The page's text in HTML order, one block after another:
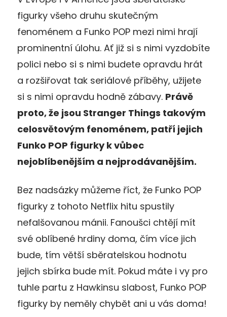
figurky všeho druhu skutečným
fenoménem a Funko POP mezi nimi hrají
prominentní úlohu. Ať již si s nimi vyzdobíte
polici nebo si s nimi budete opravdu hrát
a rozšiřovat tak seriálové příběhy, užijete
si s nimi opravdu hodně zábavy. Právě
proto, že jsou Stranger Things takovým
celosvětovým fenoménem, patří jejich
Funko POP figurky k vůbec
nejoblíbenějším a nejprodávanějším.
Bez nadsázky můžeme říct, že Funko POP
figurky z tohoto Netflix hitu spustily
nefalšovanou mánii. Fanoušci chtějí mít
své oblíbené hrdiny doma, čím více jich
bude, tím větší sběratelskou hodnotu
jejich sbírka bude mít. Pokud máte i vy pro
tuhle partu z Hawkinsu slabost, Funko POP
figurky by neměly chybět ani u vás doma!